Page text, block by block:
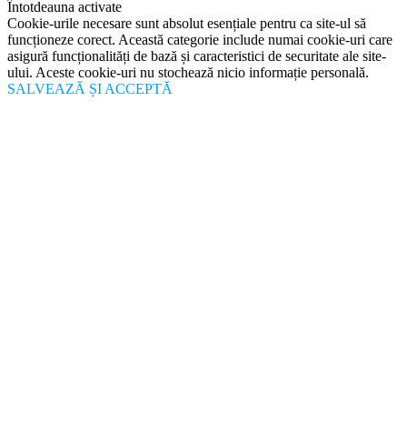
Întotdeauna activate
Cookie-urile necesare sunt absolut esențiale pentru ca site-ul să
funcționeze corect. Această categorie include numai cookie-uri care
asigură funcționalități de bază și caracteristici de securitate ale site-
ului. Aceste cookie-uri nu stochează nicio informație personală.
SALVEAZĂ ȘI ACCEPTĂ